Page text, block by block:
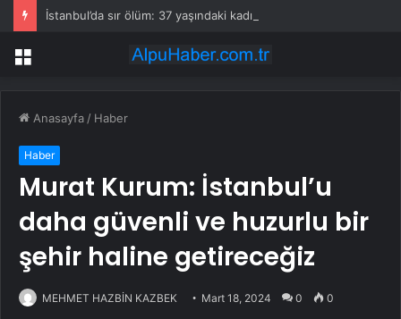
Menü
Anasayfa / Haber
Haber
Murat Kurum: İstanbul’u
daha güvenli ve huzurlu bir
şehir haline getireceğiz
MEHMET HAZBİN KAZBEK Mart 18, 2024 0 0